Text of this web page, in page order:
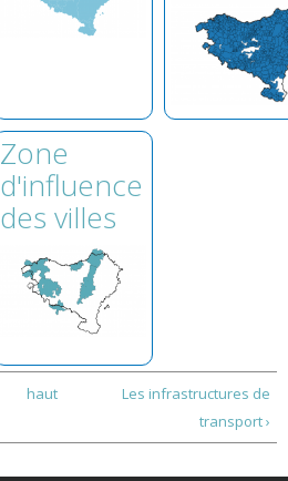
Zone
d'influence
des villes
haut
Les infrastructures de
transport ›